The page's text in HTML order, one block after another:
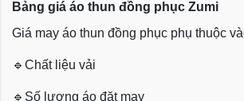
Bảng giá áo thun đồng phục Zumi
Giá may áo thun đồng phục phụ thuộc
🔹 Chất liệu vải
🔹 Số lượng áo đặt may